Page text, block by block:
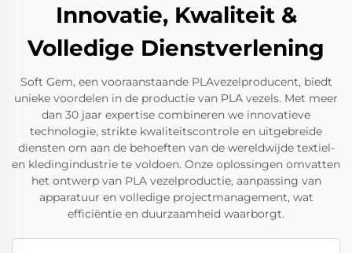
Innovatie, Kwaliteit &
Volledige Dienstverlening
Soft Gem, een vooraanstaande PLAvezelproducent, biedt
unieke voordelen in de productie van PLA vezels. Met meer
dan 30 jaar expertise combineren we innovatieve
technologie, strikte kwaliteitscontrole en uitgebreide
diensten om aan de behoeften van de wereldwijde textiel-
en kledingindustrie te voldoen. Onze oplossingen omvatten
het ontwerp van PLA vezelproductie, aanpassing van
apparatuur en volledige projectmanagement, wat
efficiëntie en duurzaamheid waarborgt.